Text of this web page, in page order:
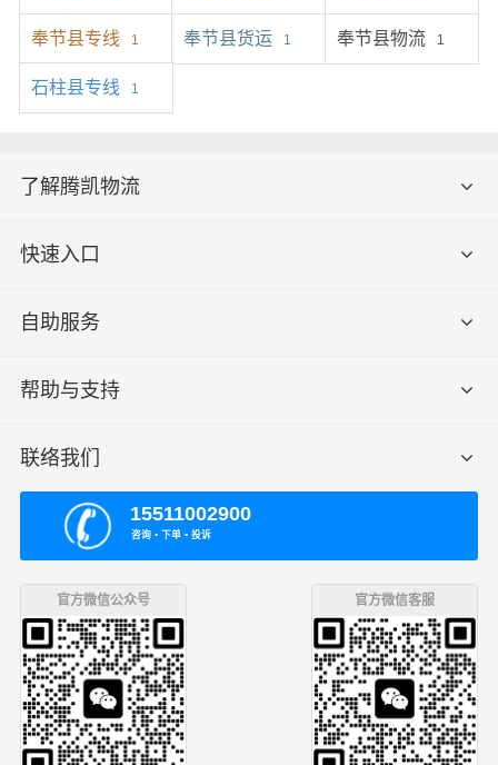
奉节县专线 1 奉节县货运 1 奉节县物流 1
石柱县专线 1
了解腾凯物流
快速入口
自助服务
帮助与支持
联络我们
15511002900
咨询 ▪ 下单 ▪ 投诉
官方微信公众号 官方微信客服